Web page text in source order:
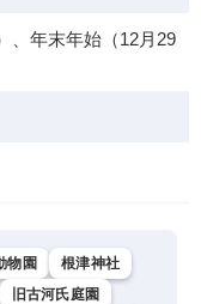
、年末年始（12月29
物園
根津神社
旧古河氏庭園